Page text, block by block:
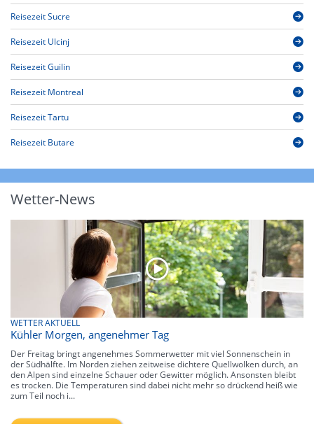
Reisezeit Sucre
Reisezeit Ulcinj
Reisezeit Guilin
Reisezeit Montreal
Reisezeit Tartu
Reisezeit Butare
Wetter-News
WETTER AKTUELL
Kühler Morgen, angenehmer Tag
Der Freitag bringt angenehmes Sommerwetter mit viel Sonnenschein in
der Südhälfte. Im Norden ziehen zeitweise dichtere Quellwolken durch, an
den Alpen sind einzelne Schauer oder Gewitter möglich. Ansonsten bleibt
es trocken. Die Temperaturen sind dabei nicht mehr so drückend heiß wie
zum Teil noch i...